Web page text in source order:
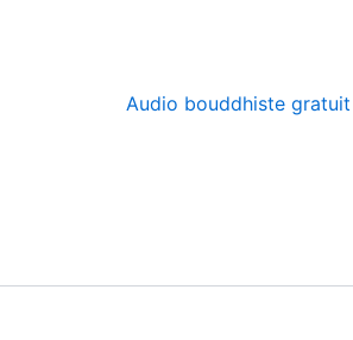
Audio bouddhiste gratuit